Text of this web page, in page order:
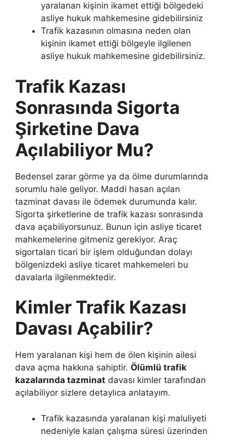
yaralanan kişinin ikamet ettiği bölgedeki
asliye hukuk mahkemesine gidebilirsiniz
Trafik kazasının olmasına neden olan
kişinin ikamet ettiği bölgeyle ilgilenen
asliye hukuk mahkemesine gidebilirsiniz.
Trafik Kazası
Sonrasında Sigorta
Şirketine Dava
Açılabiliyor Mu?
Bedensel zarar görme ya da ölme durumlarında
sorumlu hale geliyor. Maddi hasarı açılan
tazminat davası ile ödemek durumunda kalır.
Sigorta şirketlerine de trafik kazası sonrasında
dava açabiliyorsunuz. Bunun için asliye ticaret
mahkemelerine gitmeniz gerekiyor. Araç
sigortaları ticari bir işlem olduğundan dolayı
bölgenizdeki asliye ticaret mahkemeleri bu
davalarla ilgilenmektedir.
Kimler Trafik Kazası
Davası Açabilir?
Hem yaralanan kişi hem de ölen kişinin ailesi
dava açma hakkına sahiptir. Ölümlü trafik
kazalarında tazminat davası kimler tarafından
açılabiliyor sizlere detaylıca anlatayım.
Trafik kazasında yaralanan kişi maluliyeti
nedeniyle kalan çalışma süresi üzerinden